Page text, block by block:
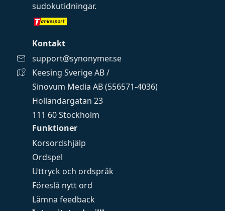
Funktioner
Korsordshjälp
Ordspel
Uttryck och ordspråk
Föreslå nytt ord
Lämna feedback
sudokutidningar.
Kontakt
support@synonymer.se
Keesing Sverige AB /
Sinovum Media AB (556571-4036)
Holländargatan 23
111 60 Stockholm